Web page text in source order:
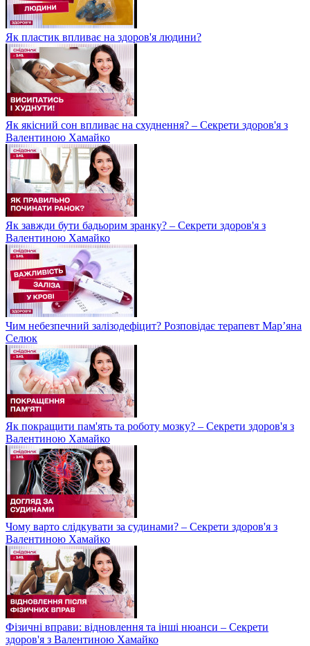
Як пластик впливає на здоров'я людини?
Як якісний сон впливає на схуднення? – Секрети здоров'я з
Валентиною Хамайко
Як завжди бути бадьорим зранку? – Секрети здоров'я з
Валентиною Хамайко
Чим небезпечний залізодефіцит? Розповідає терапевт Мар’яна
Селюк
Як покращити пам'ять та роботу мозку? – Секрети здоров'я з
Валентиною Хамайко
Чому варто слідкувати за судинами? – Секрети здоров'я з
Валентиною Хамайко
Фізичні вправи: відновлення та інші нюанси – Секрети
здоров'я з Валентиною Хамайко